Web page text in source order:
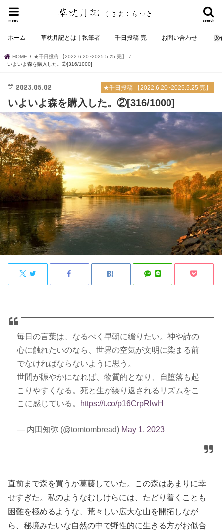
search
menu
ホーム 草枕月記とは｜執筆者 千日投稿-完 お問い合わせ サ
HOME
★千日投稿 【2022.6.20~2025.5.25 完】
いよいよ森を購入した。②[316/1000]
★千日投稿 【2022.6.20~2025.5.25 完】
2023.05.02
いよいよ森を購入した。②[316/1000]
毎日の言葉は、なるべく早朝に綴りたい。神や詩の
心に触れたいのなら、世界の空気が文明に染まる前
でなければならないように思う。
世間が賑やかになれば、物質的となり、自堕落も起
こりやすくなる。死と生が繰り返されるリズムをこ
こに感じている。
https://t.co/p16CrpRlwH
— 内田知弥 (@tomtombread) May 1, 2023
直前まで森を買うか葛藤していた。この森はあまりに幸
せすぎた。私のようなむしけらには、たどり着くことも
困難を極めるような、荒々しい広大な山を開拓しなが
ら、秘境みたいな自然の中で野性的に生きる方がお似合